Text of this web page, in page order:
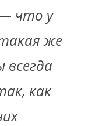
что у
же
как